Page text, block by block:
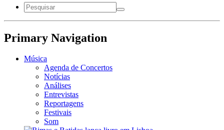
Primary Navigation
Música
Agenda de Concertos
Notícias
Análises
Entrevistas
Reportagens
Festivais
Som